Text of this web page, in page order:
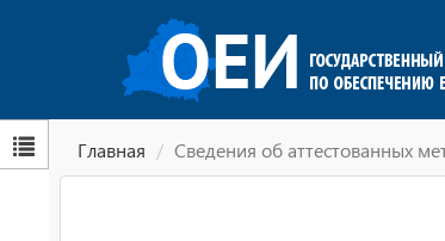
Главная Сведения об аттестованных